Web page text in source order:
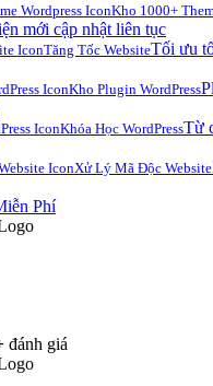
Kho 1000+
mới cập nhật liên tục
Tăng Tốc WebsiteTối ưu
Kho Plugin WordPress
Khóa Học WordPressTừ
Xử Lý Mã Độc Website
Phí
đánh giá